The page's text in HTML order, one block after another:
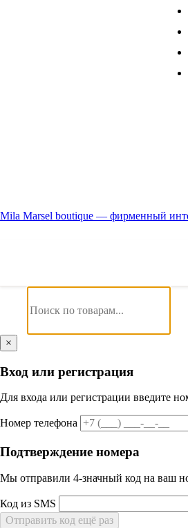
Mila Marsel boutique — фирменный
×
Вход или регистрация
Для входа или регистрации введите
Номер телефона
Подтверждение номера
Мы отправили 4‑значный код на ваш
Код из SMS
Отправить код ещё раз